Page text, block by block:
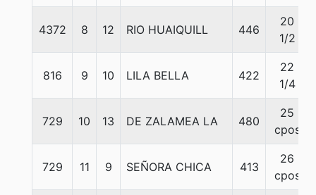
4372 8 12 RIO HUAIQUILL 446
20
1/2
816 9 10 LILA BELLA 422
22
1/4
729 10 13 DE ZALAMEA LA 480
25
cpos
729 11 9 SEÑORA CHICA 413
26
cpos